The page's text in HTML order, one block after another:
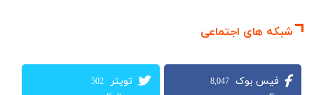
شبکه های اجتماعی
8,047
502